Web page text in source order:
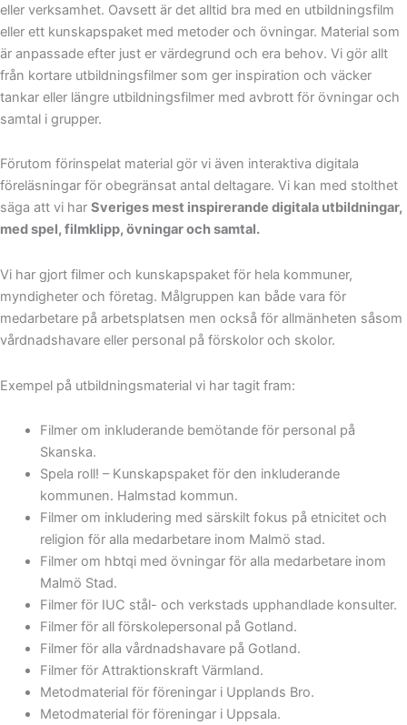
eller verksamhet. Oavsett är det alltid bra med en utbildningsfilm
eller ett kunskapspaket med metoder och övningar. Material som
är anpassade efter just er värdegrund och era behov. Vi gör allt
från kortare utbildningsfilmer som ger inspiration och väcker
tankar eller längre utbildningsfilmer med avbrott för övningar och
samtal i grupper.
Förutom förinspelat material gör vi även interaktiva digitala
föreläsningar för obegränsat antal deltagare. Vi kan med stolthet
säga att vi har Sveriges mest inspirerande digitala utbildningar,
med spel, filmklipp, övningar och samtal.
Vi har gjort filmer och kunskapspaket för hela kommuner,
myndigheter och företag. Målgruppen kan både vara för
medarbetare på arbetsplatsen men också för allmänheten såsom
vårdnadshavare eller personal på förskolor och skolor.
Exempel på utbildningsmaterial vi har tagit fram:
Filmer om inkluderande bemötande för personal på
Skanska.
Spela roll! – Kunskapspaket för den inkluderande
kommunen. Halmstad kommun.
Filmer om inkludering med särskilt fokus på etnicitet och
religion för alla medarbetare inom Malmö stad.
Filmer om hbtqi med övningar för alla medarbetare inom
Malmö Stad.
Filmer för IUC stål- och verkstads upphandlade konsulter.
Filmer för all förskolepersonal på Gotland.
Filmer för alla vårdnadshavare på Gotland.
Filmer för Attraktionskraft Värmland.
Metodmaterial för föreningar i Upplands Bro.
Metodmaterial för föreningar i Uppsala.